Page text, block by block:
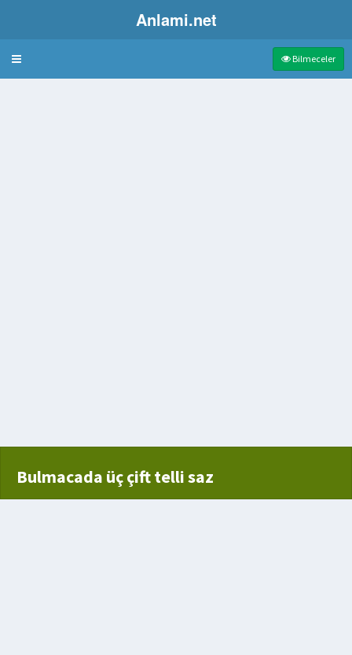
Anlami.net
Bulmaca Bilmeceler
Bulmacada üç çift telli saz